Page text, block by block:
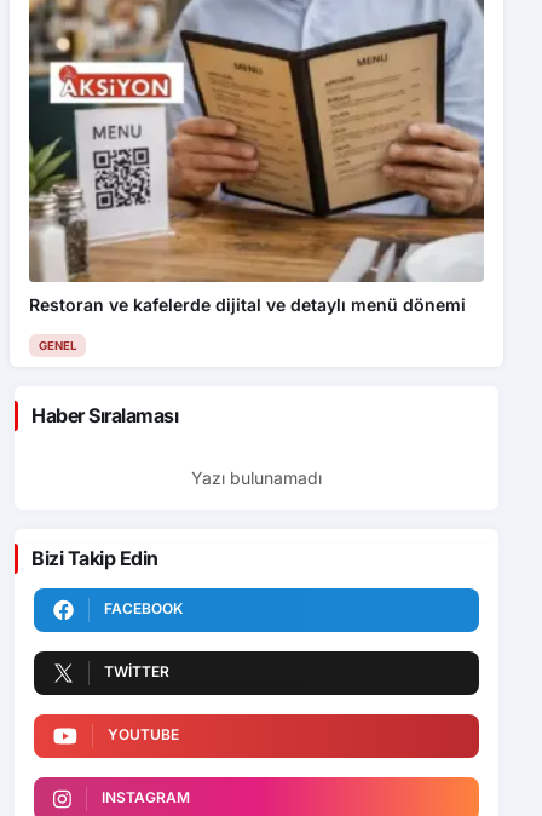
Restoran ve kafelerde dijital ve detaylı menü dönemi
GENEL
Haber Sıralaması
Yazı bulunamadı
Bizi Takip Edin
FACEBOOK
TWITTER
YOUTUBE
INSTAGRAM